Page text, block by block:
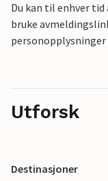
Du kan til enhver tid
bruke
Utforsk
Destinasjoner